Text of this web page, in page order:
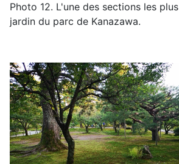
Photo 12. L'une des sections les plus
jardin du parc de Kanazawa.